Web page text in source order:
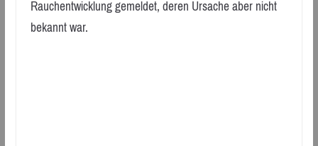
Rauchentwicklung gemeldet, deren Ursache aber nicht
bekannt war.